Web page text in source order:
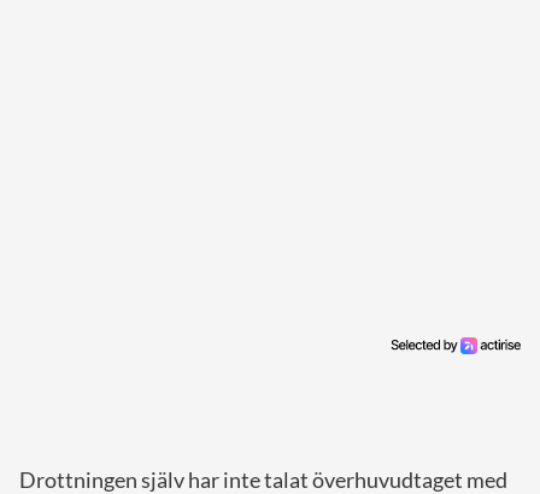
Drottningen själv har inte talat överhuvudtaget med